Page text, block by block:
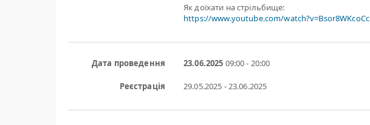
Як доїхати на стрільбище:
https://www.youtube.com/watch?v=Bsor8WKcoCc
Дата проведення 23.06.2025 09:00 - 20:00
Реєстрація 29.05.2025 - 23.06.2025